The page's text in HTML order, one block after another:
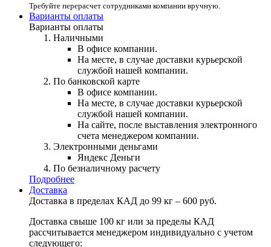
Требуйте перерасчет сотрудниками компании вручную.
Варианты оплаты
Варианты оплаты
Наличными
В офисе компании.
На месте, в случае доставки курьерской
службой нашей компании.
По банковской карте
В офисе компании.
На месте, в случае доставки курьерской
службой нашей компании.
На сайте, после выставления электронного
счета менеджером компании.
Электронными деньгами
Яндекс Деньги
По безналичному расчету
Подробнее
Доставка
Доставка в пределах КАД до 99 кг – 600 руб.
Доставка свыше 100 кг или за пределы КАД
рассчитывается менеджером индивидуально с учетом
следующего: